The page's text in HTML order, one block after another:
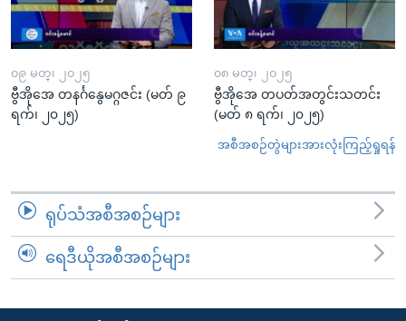
၀၉ မတ္၊ ၂၀၂၅
ဗွီအိုအေ တနင်္ဂနွေမဂ္ဂဇင်း (မတ် ၉
ရက်၊ ၂၀၂၅)
၀၈ မတ္၊ ၂၀၂၅
ဗွီအိုအေ တပတ်အတွင်းသတင်း
(မတ် ၈ ရက်၊ ၂၀၂၅)
အစီအစဉ်တွဲများအားလုံးကြည့်ရှုရန်
ရုပ်သံအစီအစဉ်များ
ရေဒီယိုအစီအစဉ်များ